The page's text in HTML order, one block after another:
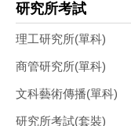
研究所考試
理工研究所(單科)
商管研究所(單科)
文科藝術傳播(單科)
研究所考試(套裝)